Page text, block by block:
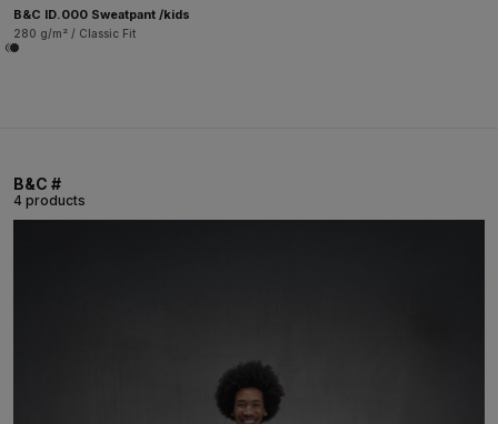
B&C ID.000 Sweatpant /kids
280 g/m² / Classic Fit
B&C #
4 products